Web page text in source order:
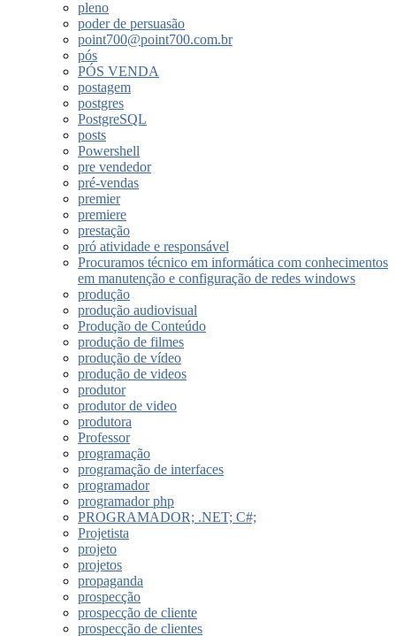
pleno
poder de persuasão
point700@point700.com.br
pós
PÓS VENDA
postagem
postgres
PostgreSQL
posts
Powershell
pre vendedor
pré-vendas
premier
premiere
prestação
pró atividade e responsável
Procuramos técnico em informática com conhecimentos
em manutenção e configuração de redes windows
produção
produção audiovisual
Produção de Conteúdo
produção de filmes
produção de vídeo
produção de videos
produtor
produtor de video
produtora
Professor
programação
programação de interfaces
programador
programador php
PROGRAMADOR; .NET; C#;
Projetista
projeto
projetos
propaganda
prospecção
prospecção de cliente
prospecção de clientes